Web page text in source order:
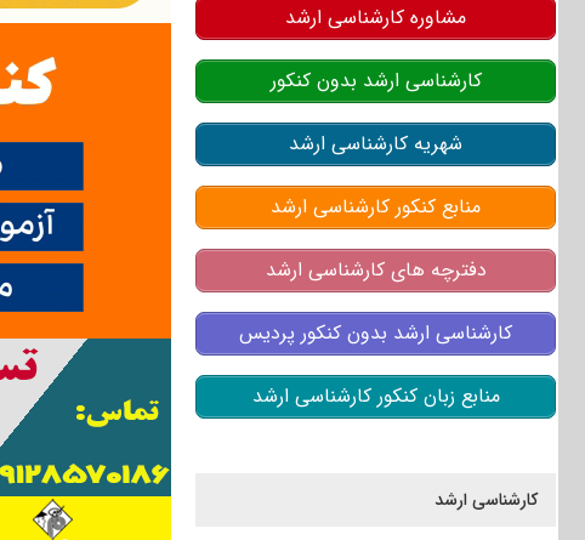
مشاوره کارشناسی ارشد
کارشناسی ارشد بدون کنکور
شهریه کارشناسی ارشد
منابع کنکور کارشناسی ارشد
دفترچه های کارشناسی ارشد
کارشناسی ارشد بدون کنکور پردیس
منابع زبان کنکور کارشناسی ارشد
کارشناسی ارشد